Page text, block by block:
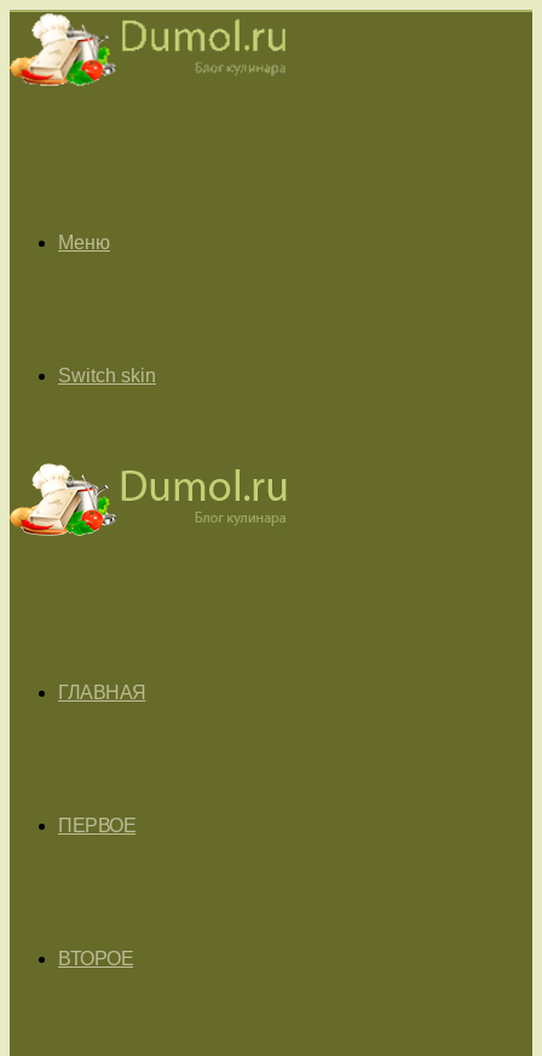
Меню
Switch skin
ГЛАВНАЯ
ПЕРВОЕ
ВТОРОЕ